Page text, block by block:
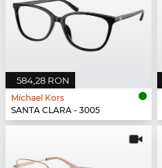
584,28 RON
Michael Kors
SANTA CLARA - 3005